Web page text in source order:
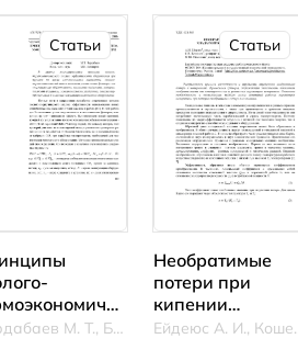
через
камеры
компрессора
использовании
дроссельных
шайб
Статьи
Чердабаев М. Т., Баймиров М. Е.
Статьи
Необратимые
потери при
кипении
хладагентов в
Ейдеюс А.